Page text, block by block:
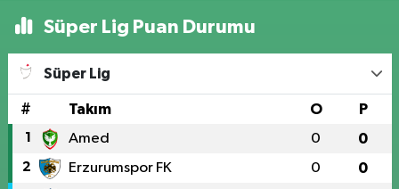
Süper Lig Puan Durumu
Süper Lig
# Takım O P
1 Amed 0 0
2 Erzurumspor FK 0 0